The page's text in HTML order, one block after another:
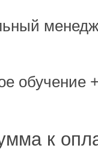
обучение
к